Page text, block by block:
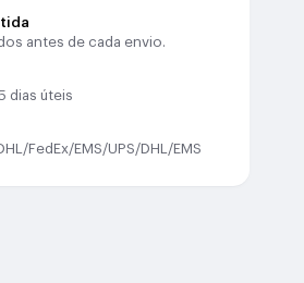
antes de cada envio.
dias úteis
FedEx/EMS/UPS/DHL/EMS